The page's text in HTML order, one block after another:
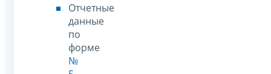
Отчетные
данные
по
форме
№